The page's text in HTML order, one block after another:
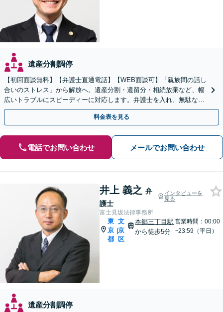
遺産分割調停
【初回面談無料】【弁護士直通電話】【WEB面談可】「親族間の話し
合いのストレス」から解放へ。遺産分割・遺留分・相続放棄など、幅
広いトラブルにスピーディーに対応します。弁護士を入れ、無駄な争
いを防ぐ。税理士と連携【休日・夜間・当日相談に対応】
料金表を見る
電話でお問い合わせ メールでお問い合わせ
井上 義之 弁
護士
インタビューを
見る
富士見坂法律事務所
東
京
都
|
文
京
区
本郷三丁目駅
から徒歩5分
営業時間：00:00
~23:59（平日）
遺産分割調停